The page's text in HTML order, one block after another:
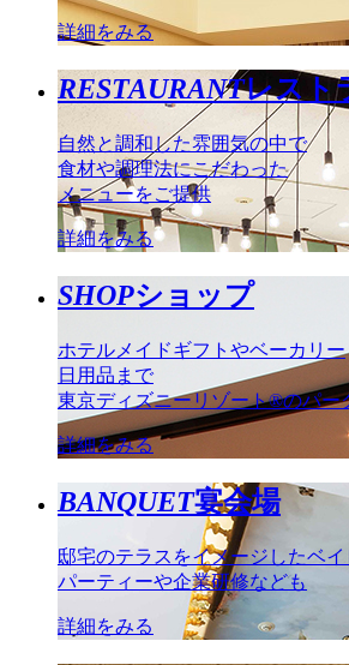
詳細をみる
RESTAURANTレスト
自然と調和した雰囲気の中で
食材や調理法にこだわった
メニューをご提供
詳細をみる
SHOPショップ
ホテルメイドギフトやベーカリー
日用品まで
東京ディズニーリゾート®のパー
詳細をみる
BANQUET宴会場
邸宅のテラスをイメージしたベ
パーティーや企業研修なども
詳細をみる